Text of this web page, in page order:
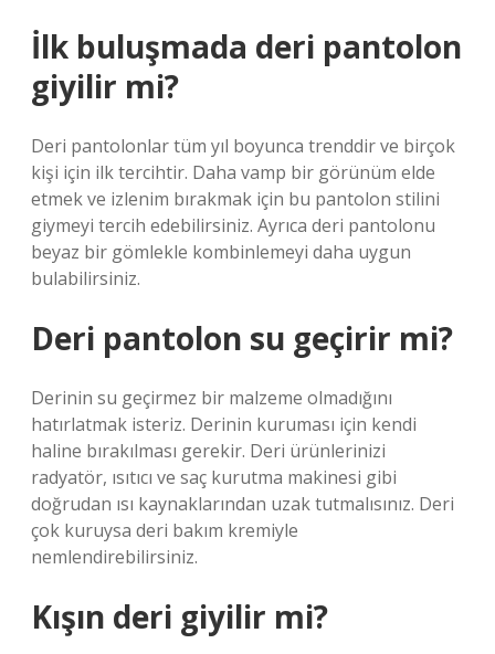
İlk buluşmada deri pantolon
giyilir mi?
Deri pantolonlar tüm yıl boyunca trenddir ve birçok
kişi için ilk tercihtir. Daha vamp bir görünüm elde
etmek ve izlenim bırakmak için bu pantolon stilini
giymeyi tercih edebilirsiniz. Ayrıca deri pantolonu
beyaz bir gömlekle kombinlemeyi daha uygun
bulabilirsiniz.
Deri pantolon su geçirir mi?
Derinin su geçirmez bir malzeme olmadığını
hatırlatmak isteriz. Derinin kuruması için kendi
haline bırakılması gerekir. Deri ürünlerinizi
radyatör, ısıtıcı ve saç kurutma makinesi gibi
doğrudan ısı kaynaklarından uzak tutmalısınız. Deri
çok kuruysa deri bakım kremiyle
nemlendirebilirsiniz.
Kışın deri giyilir mi?